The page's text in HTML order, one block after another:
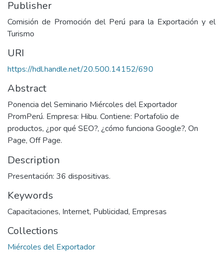
Publisher
Comisión de Promoción del Perú para la Exportación y el
Turismo
URI
https://hdl.handle.net/20.500.14152/690
Abstract
Ponencia del Seminario Miércoles del Exportador
PromPerú. Empresa: Hibu. Contiene: Portafolio de
productos, ¿por qué SEO?, ¿cómo funciona Google?, On
Page, Off Page.
Description
Presentación: 36 dispositivas.
Keywords
Capacitaciones, Internet, Publicidad, Empresas
Collections
Miércoles del Exportador